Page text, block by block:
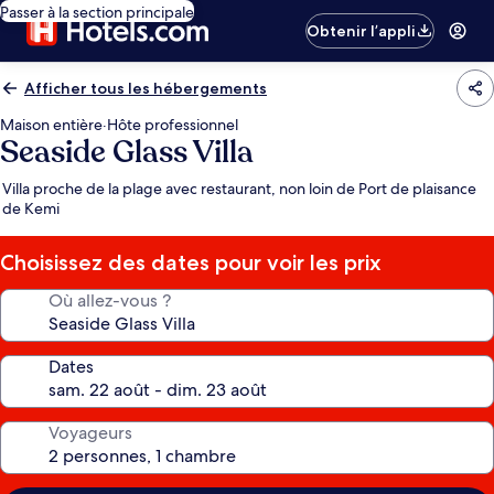
Passer à la section principale
Obtenir l’appli
Afficher tous les hébergements
Maison entière·Hôte professionnel
Seaside Glass Villa
Villa proche de la plage avec restaurant, non loin de Port de plaisance
de Kemi
Choisissez des dates pour voir les prix
Où allez-vous ?
Dates
Voyageurs